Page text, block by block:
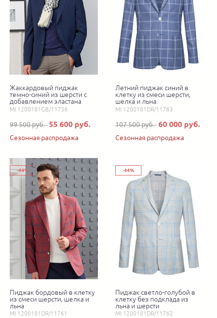
Жаккардовый пиджак
темно-синий из шерсти с
добавлением эластана
MI 1200181GB/11756
99 500 руб.55 600 руб.
Сезонная распродажа
Летний пиджак синий в
клетку из смеси шерсти,
шелка и льна
MI 1200181DR/11763
107 500 руб. 60 000 руб.
Сезонная распродажа
-44%
Пиджак бордовый в клетку
из смеси шерсти, шелка и
льна
MI 1200181DR/11761
-44%
Пиджак светло-голубой в
клетку без подклада из
льна и шерсти
MI 1200181DR/11762